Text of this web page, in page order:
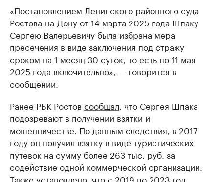
«Постановлением Ленинского районного суда
Ростова-на-Дону от 14 марта 2025 года Шпаку
Сергею Валерьевичу была избрана мера
пресечения в виде заключения под стражу
сроком на 1 месяц 30 суток, то есть по 11 мая
2025 года включительно», — говорится в
сообщении.
Ранее РБК Ростов сообщал , что Сергея Шпака
подозревают в получении взятки и
мошенничестве. По данным следствия, в 2017
году он получил взятку в виде туристических
путевок на сумму более 263 тыс. руб. за
содействие одной коммерческой организации.
Также установлено, что с 2019 по 2023 год